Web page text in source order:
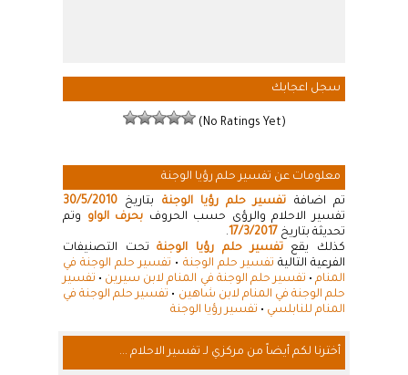
سجل اعجابك
(No Ratings Yet)
معلومات عن تفسير حلم رؤيا الوجنة
تم اضافة تفسير حلم رؤيا الوجنة بتاريخ 30/5/2010
تفسير الاحلام والرؤى حسب الحروف بحرف الواو
وتم
تحديثة بتاريخ 17/3/2017
.
كذلك يقعتفسير حلم رؤيا الوجنةتحت التصنيفات
الفرعية التالية تفسير حلم الوجنة • تفسير حلم الوجنة في
المنام• تفسير حلم الوجنة في المنام لابن سيرين • تفسير
حلم الوجنة في المنام لابن شاهين • تفسير حلم الوجنة في
المنام للنابلسي • تفسير رؤيا الوجنة
أخترنا لكم أيضاً من مركزي لـ تفسير الاحلام ...